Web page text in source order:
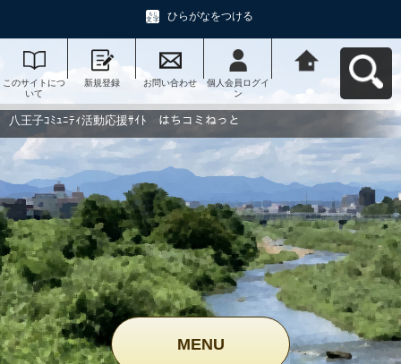
ひらがなをつける
このサイトにつ
いて
新規登録 お問い合わせ
個人会員ログイ
ン
動応援ｻｲﾄ はち
コミねっとへ戻
八王子ｺﾐｭﾆﾃｨ活動応援ｻｲﾄ はちコミねっと
MENU